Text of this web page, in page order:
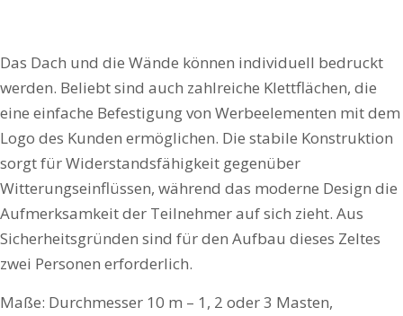
Das Dach und die Wände können individuell bedruckt
werden. Beliebt sind auch zahlreiche Klettflächen, die
eine einfache Befestigung von Werbeelementen mit dem
Logo des Kunden ermöglichen. Die stabile Konstruktion
sorgt für Widerstandsfähigkeit gegenüber
Witterungseinflüssen, während das moderne Design die
Aufmerksamkeit der Teilnehmer auf sich zieht. Aus
Sicherheitsgründen sind für den Aufbau dieses Zeltes
zwei Personen erforderlich.
Maße: Durchmesser 10 m – 1, 2 oder 3 Masten,